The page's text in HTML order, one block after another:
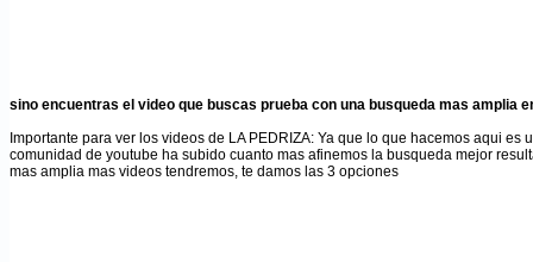
sino encuentras el video que buscas prueba con una busqueda mas amplia
Importante para ver los videos de LA PEDRIZA: Ya que lo que hacemos aqui es
comunidad de youtube ha subido cuanto mas afinemos la busqueda mejor
mas amplia mas videos tendremos, te damos las 3 opciones